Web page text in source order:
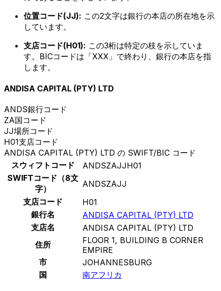
位置コード(JJ): この2文字は銀行の本店の所在地を示
しています。
支店コード(H01): この3桁は特定の枝を示していま
す。BICコードは「XXX」で終わり、銀行の本店を指
します。
ANDISA CAPITAL (PTY) LTD
ANDS銀行コード
ZA国コード
JJ場所コード
H01支店コード
ANDISA CAPITAL (PTY) LTD の SWIFT/BIC コード
スウィフトコード
ANDSZAJJH01
SWIFTコード（8文
字）
ANDSZAJJ
支店コード
H01
銀行名
ANDISA CAPITAL (PTY) LTD
支店名
ANDISA CAPITAL (PTY) LTD
住所
FLOOR 1, BUILDING B CORNER
EMPIRE
市
JOHANNESBURG
国
南アフリカ